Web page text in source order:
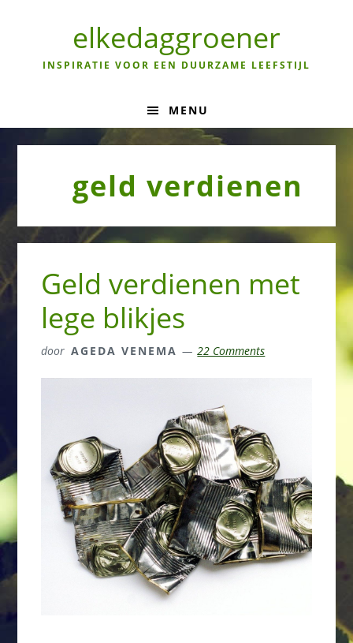
navigation
elkedaggroener
INSPIRATIE VOOR EEN DUURZAME LEEFSTIJL
MENU
geld verdienen
Geld verdienen met
lege blikjes
door AGEDA VENEMA 22 Comments